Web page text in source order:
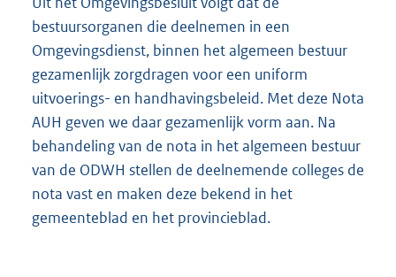
bestuursorganen die deelnemen in een
Omgevingsdienst, binnen het algemeen bestuur
gezamenlijk zorgdragen voor een uniform
uitvoerings- en handhavingsbeleid. Met deze Nota
AUH geven we daar gezamenlijk vorm aan. Na
behandeling van de nota in het algemeen bestuur
van de ODWH stellen de deelnemende colleges de
nota vast en maken deze bekend in het
gemeenteblad en het provincieblad.